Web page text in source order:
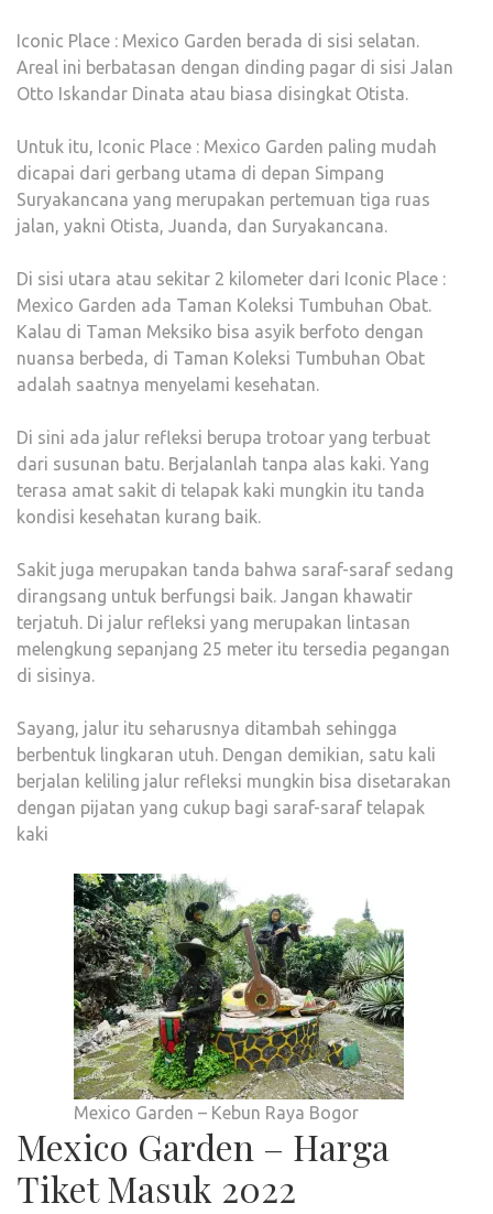
Iconic Place : Mexico Garden berada di sisi selatan.
Areal ini berbatasan dengan dinding pagar di sisi Jalan
Otto Iskandar Dinata atau biasa disingkat Otista.
Untuk itu, Iconic Place : Mexico Garden paling mudah
dicapai dari gerbang utama di depan Simpang
Suryakancana yang merupakan pertemuan tiga ruas
jalan, yakni Otista, Juanda, dan Suryakancana.
Di sisi utara atau sekitar 2 kilometer dari Iconic Place :
Mexico Garden ada Taman Koleksi Tumbuhan Obat.
Kalau di Taman Meksiko bisa asyik berfoto dengan
nuansa berbeda, di Taman Koleksi Tumbuhan Obat
adalah saatnya menyelami kesehatan.
Di sini ada jalur refleksi berupa trotoar yang terbuat
dari susunan batu. Berjalanlah tanpa alas kaki. Yang
terasa amat sakit di telapak kaki mungkin itu tanda
kondisi kesehatan kurang baik.
Sakit juga merupakan tanda bahwa saraf-saraf sedang
dirangsang untuk berfungsi baik. Jangan khawatir
terjatuh. Di jalur refleksi yang merupakan lintasan
melengkung sepanjang 25 meter itu tersedia pegangan
di sisinya.
Sayang, jalur itu seharusnya ditambah sehingga
berbentuk lingkaran utuh. Dengan demikian, satu kali
berjalan keliling jalur refleksi mungkin bisa disetarakan
dengan pijatan yang cukup bagi saraf-saraf telapak
kaki
Mexico Garden – Kebun Raya Bogor
Mexico Garden – Harga
Tiket Masuk 2022